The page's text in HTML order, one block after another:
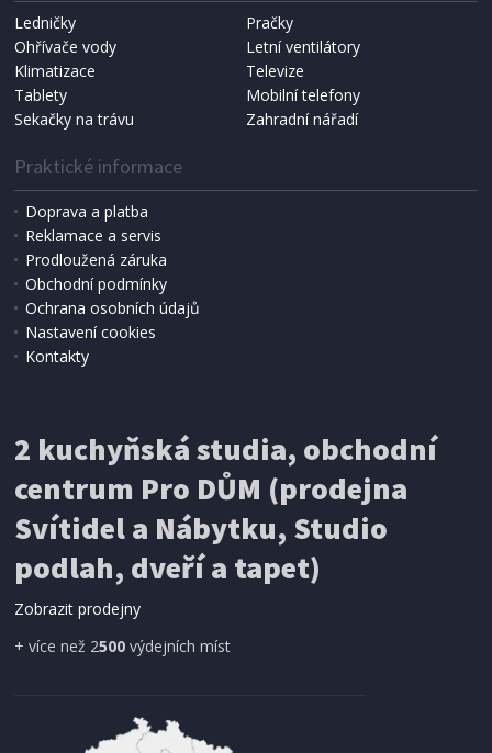
NÁHRADNÍ SÁČKY DO VYSAVAČE
Koma KRA-SB02S (Multi Bag, S-BAG SMS)
199 Kč Přidat do košíku
SÍŤ PROTI HMYZU
ProGarden KO-CY5910600 Síť proti hmyzu do
dveří magnetická 210 x 100 cm
Ledničky
Pračky
Ohřívače vody
Letní ventilátory
Klimatizace
Televize
Tablety
Mobilní telefony
Sekačky na trávu
Zahradní nářadí
Praktické informace
Doprava a platba
Reklamace a servis
Prodloužená záruka
Obchodní podmínky
Ochrana osobních údajů
Nastavení cookies
Kontakty
2 kuchyňská studia, obchodní
centrum Pro DŮM (prodejna
Svítidel a Nábytku, Studio
podlah, dveří a tapet)
Zobrazit prodejny
+ více než 2500 výdejních míst